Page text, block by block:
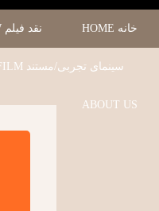
خانه HOME نقد فیلم FILM REVIEW
سینمای تجربی/مستند EXPERIMENTA/ DOCUMENTARY FILM
ABOUT US